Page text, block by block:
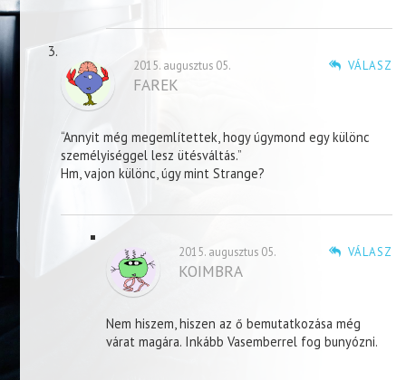
VÁLASZ
2015. augusztus 05.
FAREK
“Annyit még megemlítettek, hogy úgymond egy különc
személyiséggel lesz ütésváltás.”
Hm, vajon különc, úgy mint Strange?
VÁLASZ
2015. augusztus 05.
KOIMBRA
Nem hiszem, hiszen az ő bemutatkozása még
várat magára. Inkább Vasemberrel fog bunyózni.